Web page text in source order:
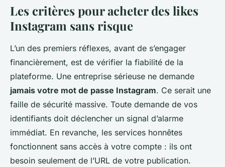
Les critères pour acheter des likes
Instagram sans risque
L’un des premiers réflexes, avant de s’engager
financièrement, est de vérifier la fiabilité de la
plateforme. Une entreprise sérieuse ne demande
jamais votre mot de passe Instagram. Ce serait une
faille de sécurité massive. Toute demande de vos
identifiants doit déclencher un signal d’alarme
immédiat. En revanche, les services honnêtes
fonctionnent sans accès à votre compte : ils ont
besoin seulement de l’URL de votre publication.